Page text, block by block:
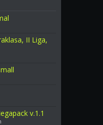
II Liga,
v.1.1